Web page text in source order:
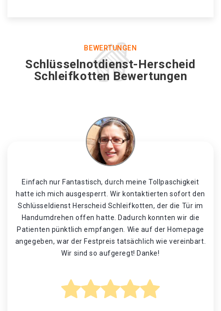
BEWERTUNGEN
Schlüsselnotdienst-Herscheid
Schleifkotten Bewertungen
Einfach nur Fantastisch, durch meine Tollpaschigkeit
hatte ich mich ausgesperrt. Wir kontaktierten sofort den
Schlüsseldienst Herscheid Schleifkotten, der die Tür im
Handumdrehen offen hatte. Dadurch konnten wir die
Patienten pünktlich empfangen. Wie auf der Homepage
angegeben, war der Festpreis tatsächlich wie vereinbart.
Wir sind so aufgeregt! Danke!